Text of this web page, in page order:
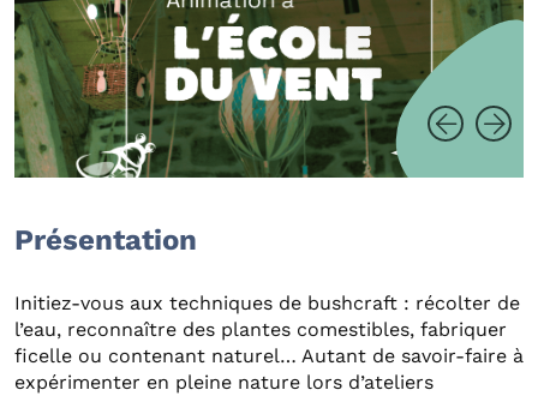
Présentation
Initiez-vous aux techniques de bushcraft : récolter de
l’eau, reconnaître des plantes comestibles, fabriquer
ficelle ou contenant naturel… Autant de savoir-faire à
expérimenter en pleine nature lors d’ateliers